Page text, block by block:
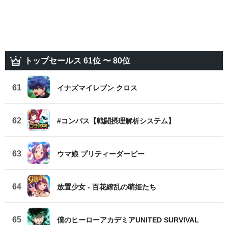
トップセールス 61位 〜 80位
61 イナズマイレブン クロス
62 #コンパス【戦闘摂理解析システム】
63 ウマ娘 プリティーダービー
64 放置少女 - 百花繚乱の萌姫たち
65 僕のヒーローアカデミアUNITED SURVIVAL